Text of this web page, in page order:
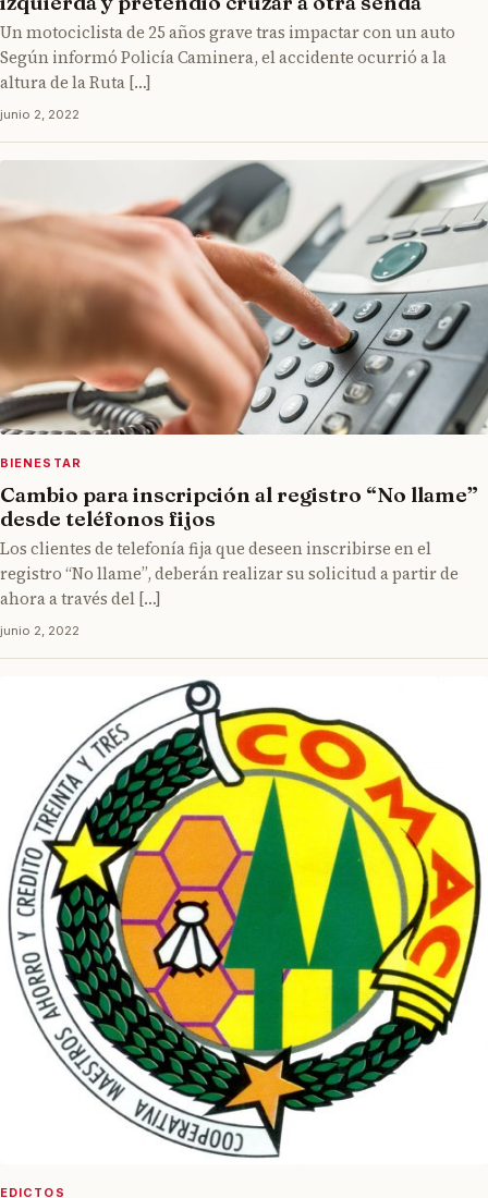
Un motociclista de 25 años grave tras impactar con un auto
Según informó Policía Caminera, el accidente ocurrió a la
altura de la Ruta […]
junio 2, 2022
BIENESTAR
Cambio para inscripción al registro “No llame”
desde teléfonos fijos
Los clientes de telefonía fija que deseen inscribirse en el
registro “No llame”, deberán realizar su solicitud a partir de
ahora a través del […]
junio 2, 2022
EDICTOS